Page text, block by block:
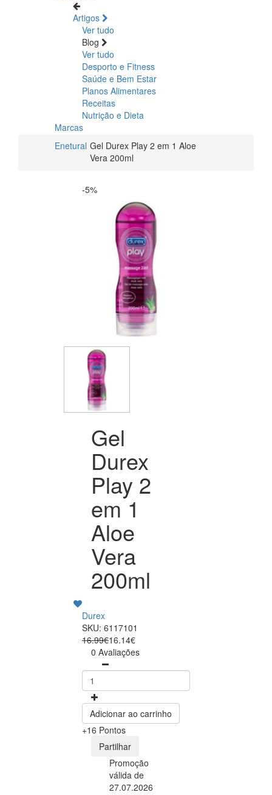
Artigos
Ver tudo
Blog
Ver tudo
Desporto e Fitness
Saúde e Bem Estar
Planos Alimentares
Receitas
Nutrição e Dieta
Marcas
Enetural Gel Durex Play 2 em 1 Aloe
Vera 200ml
-5%
Gel
Durex
Play 2
em 1
Aloe
Vera
200ml
Durex
SKU: 6117101
16.99€16.14€
0 Avaliações
Adicionar ao carrinho
+16 Pontos
Partilhar
Promoção
válida de
27.07.2026